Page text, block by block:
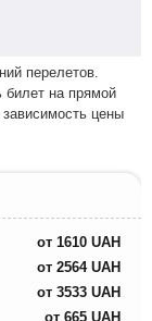
билет на прямой
цены
от 1610 UAH
от 2564 UAH
от 3533 UAH
от 665 UAH